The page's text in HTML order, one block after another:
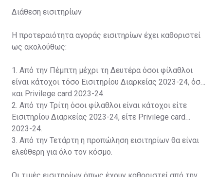
Διάθεση εισιτηρίων
Η προτεραιότητα αγοράς εισιτηρίων έχει καθοριστεί
ως ακολούθως:
1. Από την Πέμπτη μέχρι τη Δευτέρα όσοι φίλαθλοι
είναι κάτοχοι τόσο Εισιτηρίου Διαρκείας 2023-24, όσο
και Privilege card 2023-24.
2. Από την Τρίτη όσοι φίλαθλοι είναι κάτοχοι είτε
Εισιτηρίου Διαρκείας 2023-24, είτε Privilege card
2023-24.
3. Από την Τετάρτη η προπώληση εισιτηρίων θα είναι
ελεύθερη για όλο τον κόσμο.